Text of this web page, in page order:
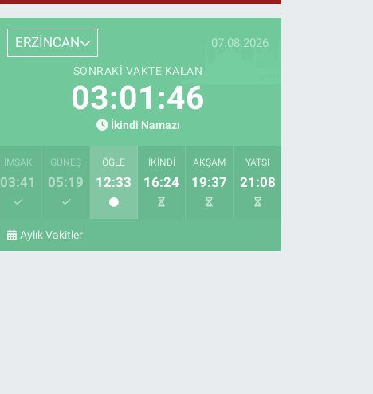
ERZİNCAN 07.08.2026
SONRAKI VAKTE KALAN
03:01:45
İkindi Namazı
İMSAK
03:41
GÜNEŞ
05:19
ÖĞLE
12:33
İKINDI
16:24
AKŞAM
19:37
YATSI
21:08
Aylık Vakitler